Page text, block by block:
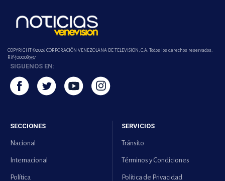
COPYRIGHT ©2026 CORPORACIÓN VENEZOLANA DE TELEVISION, C.A. Todos los derechos reservados.
Rif-j000089337
SIGUENOS EN:
SECCIONES
Nacional
Internacional
Política
SERVICIOS
Tránsito
Términos y Condiciones
Política de Privacidad